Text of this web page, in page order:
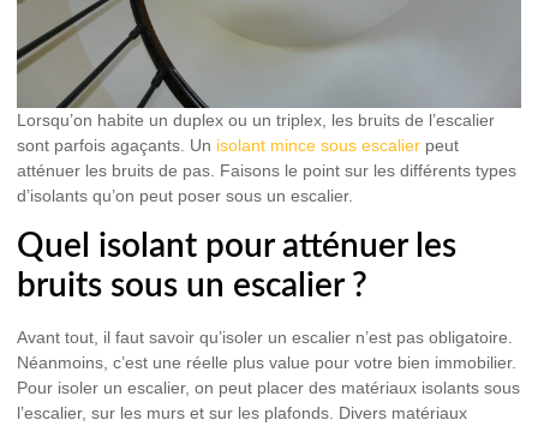
Lorsqu’on habite un duplex ou un triplex, les bruits de l’escalier
sont parfois agaçants. Un isolant mince sous escalier peut
atténuer les bruits de pas. Faisons le point sur les différents types
d’isolants qu’on peut poser sous un escalier.
Quel isolant pour atténuer les
bruits sous un escalier ?
Avant tout, il faut savoir qu’isoler un escalier n’est pas obligatoire.
Néanmoins, c’est une réelle plus value pour votre bien immobilier.
Pour isoler un escalier, on peut placer des matériaux isolants sous
l’escalier, sur les murs et sur les plafonds. Divers matériaux